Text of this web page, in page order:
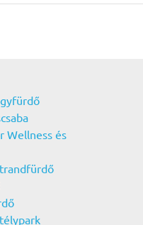
Wellness és